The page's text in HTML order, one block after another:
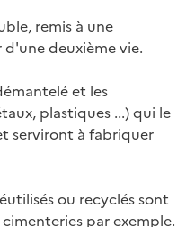
remis à une
deuxième vie.
et les
plastiques ...) qui le
serviront à fabriquer
ou recyclés sont
par exemple.